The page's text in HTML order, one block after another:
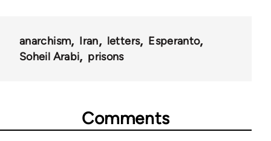
anarchism Iran letters
Esperanto
Soheil Arabi
prisons
Comments